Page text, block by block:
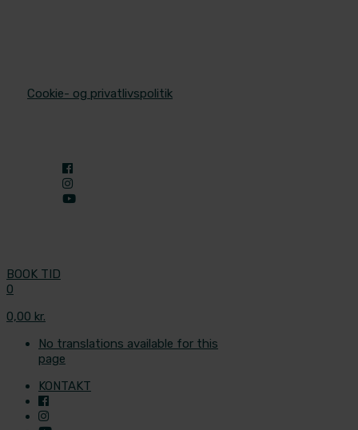
Cookie- og privatlivspolitik
BOOK TID
0
0,00 kr.
No translations available for this
page
KONTAKT